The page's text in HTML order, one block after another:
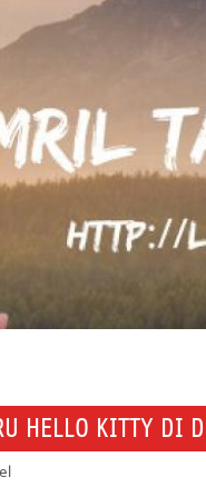
HELLO KITTY DI